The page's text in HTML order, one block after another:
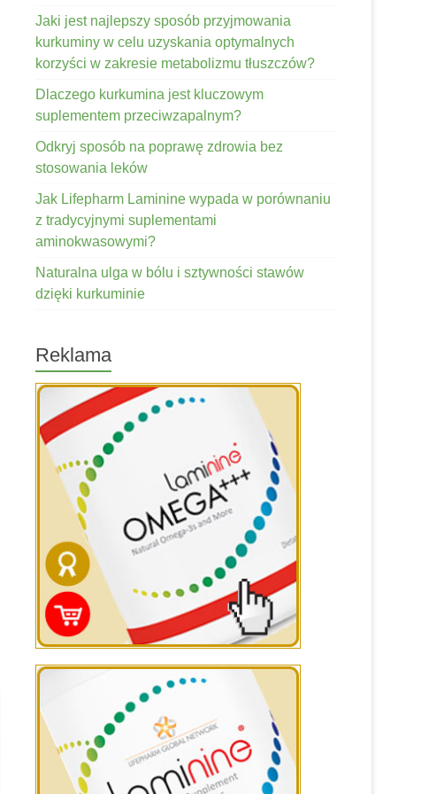
Jaki jest najlepszy sposób przyjmowania
kurkuminy w celu uzyskania optymalnych
korzyści w zakresie metabolizmu tłuszczów?
Dlaczego kurkumina jest kluczowym
suplementem przeciwzapalnym?
Odkryj sposób na poprawę zdrowia bez
stosowania leków
Jak Lifepharm Laminine wypada w porównaniu
z tradycyjnymi suplementami
aminokwasowymi?
Naturalna ulga w bólu i sztywności stawów
dzięki kurkuminie
Reklama